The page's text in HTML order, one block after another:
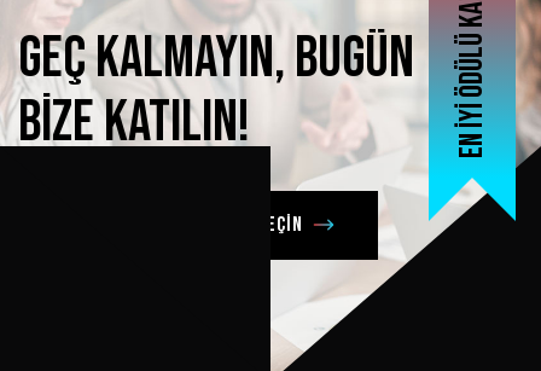
En iyi ödülü kazanan
Geçkalmayın,bugün
bizekatılın!
Şimdi bizimle iletişime geçin